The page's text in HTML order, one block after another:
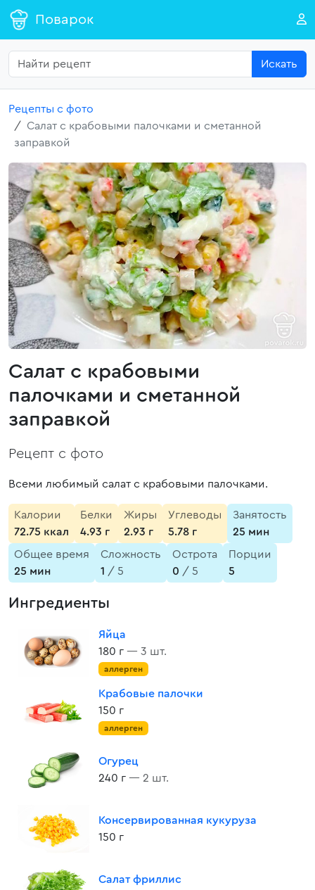
Поварок
Искать
Рецепты с фото
Салат с крабовыми палочками и сметанной
заправкой
Салат с крабовыми
палочками и сметанной
заправкой
Рецепт с фото
Всеми любимый салат с крабовыми палочками.
Калории
72.75 ккал
Белки
4.93 г
Жиры
2.93 г
Углеводы
5.78 г
Занятость
25 мин
Общее время
25 мин
Сложность
1 / 5
Острота
0 / 5
Порции
5
Ингредиенты
Яйца
180 г — 3 шт.
аллерген
Крабовые палочки
150 г
аллерген
Огурец
240 г — 2 шт.
Консервированная кукуруза
150 г
Салат фриллис